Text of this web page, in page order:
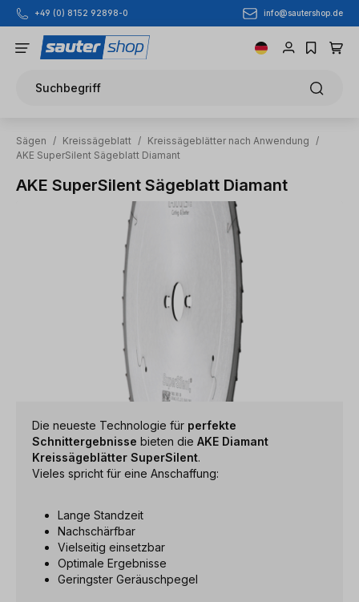
Zum Hauptinhalt springen
+49 (0) 8152 92898-0 info@sautershop.de
Suchbegriff
Sägen / Kreissägeblatt / Kreissägeblätter nach Anwendung
/
AKE SuperSilent Sägeblatt Diamant
AKE SuperSilent Sägeblatt Diamant
Die neueste Technologie für perfekte
Schnittergebnisse bieten die AKE Diamant
Kreissägeblätter SuperSilent.
Vieles spricht für eine Anschaffung:
Lange Standzeit
Nachschärfbar
Vielseitig einsetzbar
Optimale Ergebnisse
Geringster Geräuschpegel